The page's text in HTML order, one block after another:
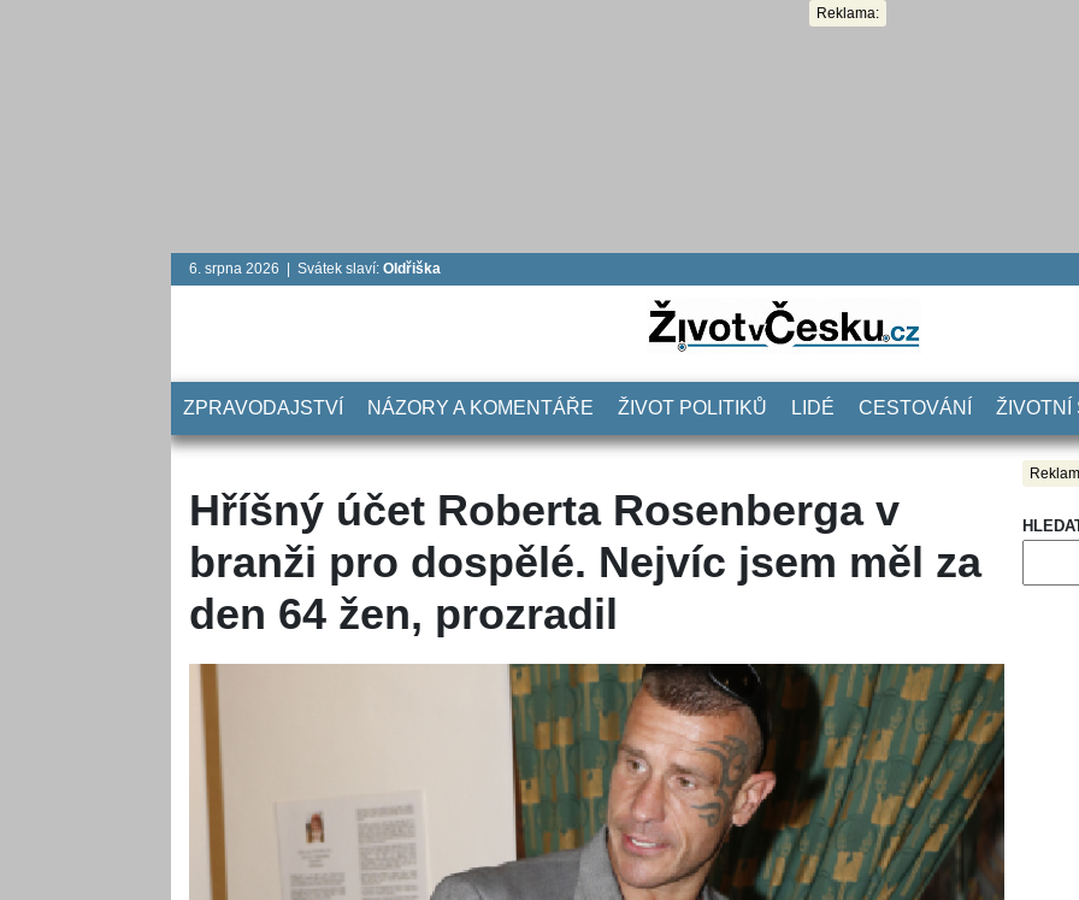
Reklama:
6. srpna 2026 | Svátek slaví: Oldřiška
ZPRAVODAJSTVÍ NÁZORY A KOMENTÁŘE ŽIVOT POLITIKŮ LIDÉ CESTOVÁNÍ ŽIVOTNÍ
Hříšný účet Roberta Rosenberga v
branži pro dospělé. Nejvíc jsem měl za
den 64 žen, prozradil